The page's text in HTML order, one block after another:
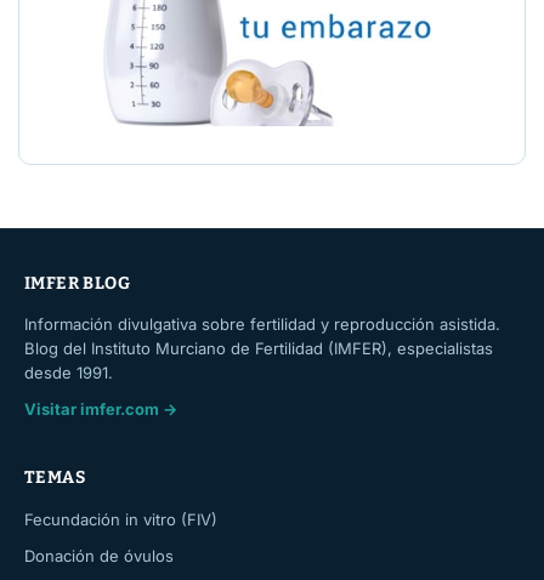
IMFER BLOG
Información divulgativa sobre fertilidad y reproducción asistida.
Blog del Instituto Murciano de Fertilidad (IMFER), especialistas
desde 1991.
Visitar imfer.com →
TEMAS
Fecundación in vitro (FIV)
Donación de óvulos